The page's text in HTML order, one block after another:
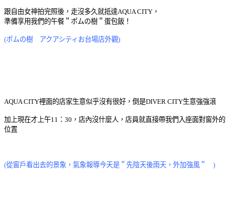
跟自由女神拍完照後，走沒多久就抵達AQUA CITY，
準備享用我們的午餐＂ポムの樹＂蛋包飯！
(ポムの樹 アクアシティお台場店外觀)
AQUA CITY裡面的店家生意似乎沒有很好，倒是DIVER CITY生意強強滾
加上現在才上午11：30，店內沒什麼人，店員就直接帶我們入座面對窗外的
位置
(從窗戶看出去的景象，氣象報導今天是＂先陰天後雨天，外加強風＂ )